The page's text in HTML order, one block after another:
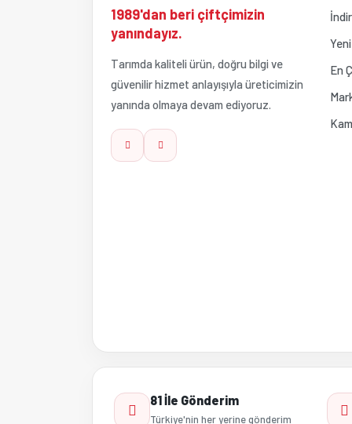
1989'dan beri çiftçimizin
yanındayız.
Tarımda kaliteli ürün, doğru bilgi ve
güvenilir hizmet anlayışıyla üreticimizin
yanında olmaya devam ediyoruz.
En
81 İle Gönderim
Türkiye'nin her yerine gönderim